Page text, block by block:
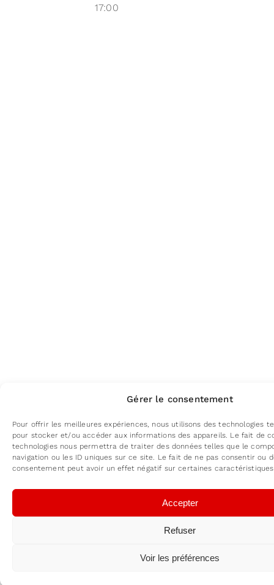
Gérer le consentement
Pour offrir les meilleures expériences, nous utilisons des technologies
pour stocker et/ou accéder aux informations des appareils. Le fait de
technologies nous permettra de traiter des données telles que le
navigation ou les ID uniques sur ce site. Le fait de ne pas consentir ou
consentement peut avoir un effet négatif sur certaines
Accepter
Refuser
Voir les préférences
17:00